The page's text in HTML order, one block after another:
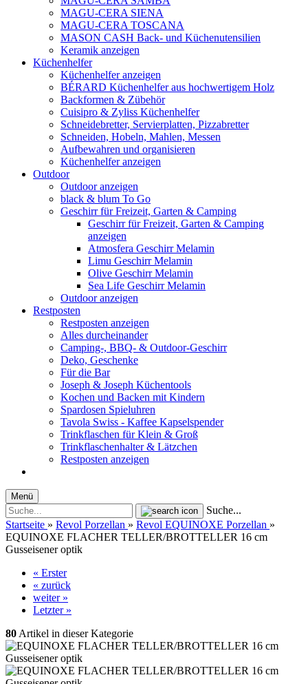
MAGU-CERA SIENA
MAGU-CERA TOSCANA
MASON CASH Back- und Küchenutensilien
Keramik anzeigen
Küchenhelfer
Küchenhelfer anzeigen
BÉRARD Küchenhelfer aus hochwertigem Holz
Backformen & Zübehör
Cuisipro & Zyliss Küchenhelfer
Schneidebretter, Servierplatten, Pizzabretter
Schneiden, Hobeln, Mahlen, Messen
Aufbewahren und organisieren
Küchenhelfer anzeigen
Outdoor
Outdoor anzeigen
black & blum To Go
Geschirr für Freizeit, Garten & Camping
Geschirr für Freizeit, Garten & Camping
anzeigen
Atmosfera Geschirr Melamin
Limu Geschirr Melamin
Olive Geschirr Melamin
Sea Life Geschirr Melamin
Outdoor anzeigen
Restposten
Restposten anzeigen
Alles durcheinander
Camping-, BBQ- & Outdoor-Geschirr
Deko, Geschenke
Für die Bar
Joseph & Joseph Küchentools
Kochen und Backen mit Kindern
Spardosen Spieluhren
Tavola Swiss - Kaffee Kapselspender
Trinkflaschen für Klein & Groß
Trinkflaschenhalter & Lätzchen
Restposten anzeigen
Menü
Suche...
Startseite » Revol Porzellan » Revol EQUINOXE Porzellan »
EQUINOXE FLACHER TELLER/BROTTELLER 16 cm
Gusseisener optik
« Erster
« zurück
weiter »
Letzter »
80 Artikel in dieser Kategorie